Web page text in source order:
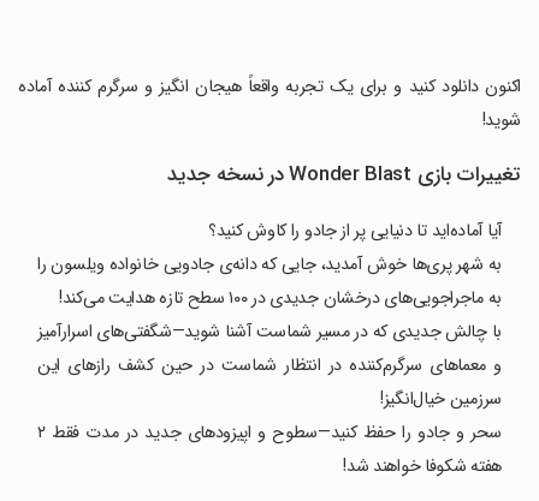
‏اکنون دانلود کنید و برای یک تجربه واقعاً هیجان انگیز و سرگرم کننده آماده
شوید!
تغییرات بازی Wonder Blast در نسخه جدید
آیا آماده‌اید تا دنیایی پر از جادو را کاوش کنید؟
به شهر پری‌ها خوش آمدید، جایی که دانه‌ی جادویی خانواده ویلسون را
به ماجراجویی‌های درخشان جدیدی در ۱۰۰ سطح تازه هدایت می‌کند!
با چالش جدیدی که در مسیر شماست آشنا شوید—شگفتی‌های اسرارآمیز
و معماهای سرگرم‌کننده در انتظار شماست در حین کشف رازهای این
سرزمین خیال‌انگیز!
سحر و جادو را حفظ کنید—سطوح و اپیزودهای جدید در مدت فقط ۲
هفته شکوفا خواهند شد!